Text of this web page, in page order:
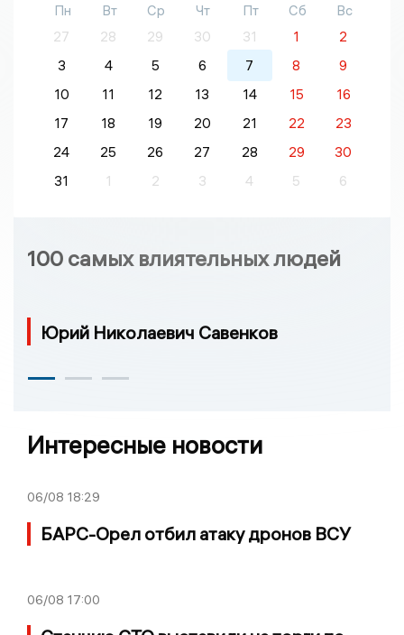
Пн Вт Ср Чт Пт Сб
Вс
27
28 29 30 31 1
2
3
4 5 6 7 8
9
10
11 12 13 14 15
16
17
18 19 20 21 22
23
24
25 26 27 28 29
30
31
1 2 3 4 5 6
100 самых влиятельных людей
Юрий Николаевич Савенков
Интересные новости
06/08 18:29
БАРС-Орел отбил атаку дронов ВСУ
06/08 17:00